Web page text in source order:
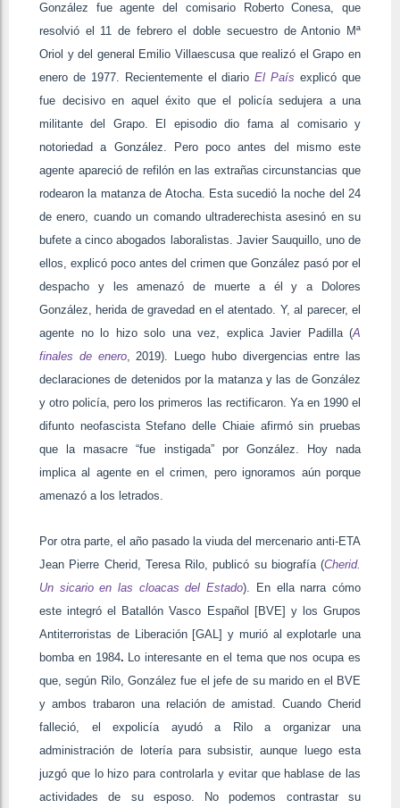
González fue agente del comisario Roberto Conesa, que
resolvió el 11 de febrero el doble secuestro de Antonio Mª
Oriol y del general Emilio Villaescusa que realizó el Grapo en
enero de 1977. Recientemente el diarioEl País explicó que
fue decisivo en aquel éxito que el policía sedujera a una
militante del Grapo. El episodio dio fama al comisario y
notoriedad a González. Pero poco antes del mismo este
agente apareció de refilón en las extrañas circunstancias que
rodearon la matanza de Atocha. Esta sucedió la noche del 24
de enero, cuando un comando ultraderechista asesinó en su
bufete a cinco abogados laboralistas. Javier Sauquillo, uno de
ellos, explicó poco antes del crimen que González pasó por el
despacho y les amenazó de muerte a él y a Dolores
González, herida de gravedad en el atentado. Y, al parecer, el
agente no lo hizo solo una vez, explica Javier Padilla (A
finales de enero, 2019). Luego hubo divergencias entre las
declaraciones de detenidos por la matanza y las de González
y otro policía, pero los primeros las rectificaron. Ya en 1990 el
difunto neofascista Stefano delle Chiaie afirmó sin pruebas
que la masacre “fue instigada” por González. Hoy nada
implica al agente en el crimen, pero ignoramos aún porque
amenazó a los letrados.
Por otra parte, el año pasado la viuda del mercenario anti-ETA
Jean Pierre Cherid, Teresa Rilo, publicó su biografía (Cherid.
Un sicario en las cloacas del Estado). En ella narra cómo
este integró el Batallón Vasco Español [BVE] y los Grupos
Antiterroristas de Liberación [GAL] y murió al explotarle una
bomba en 1984. Lo interesante en el tema que nos ocupa es
que, según Rilo, González fue el jefe de su marido en el BVE
y ambos trabaron una relación de amistad. Cuando Cherid
falleció, el expolicía ayudó a Rilo a organizar una
administración de lotería para subsistir, aunque luego esta
juzgó que lo hizo para controlarla y evitar que hablase de las
actividades de su esposo. No podemos contrastar su